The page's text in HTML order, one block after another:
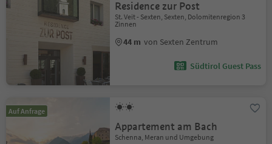
Residence zur Post
St. Veit - Sexten, Sexten, Dolomitenregion 3
Zinnen
44 m von Sexten Zentrum
Südtirol Guest Pass
Auf Anfrage
Appartement am Bach
Schenna, Meran und Umgebung